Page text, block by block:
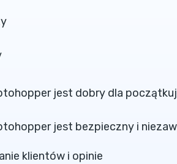
jest dobry dla
jest bezpieczny i
klientów i opinie